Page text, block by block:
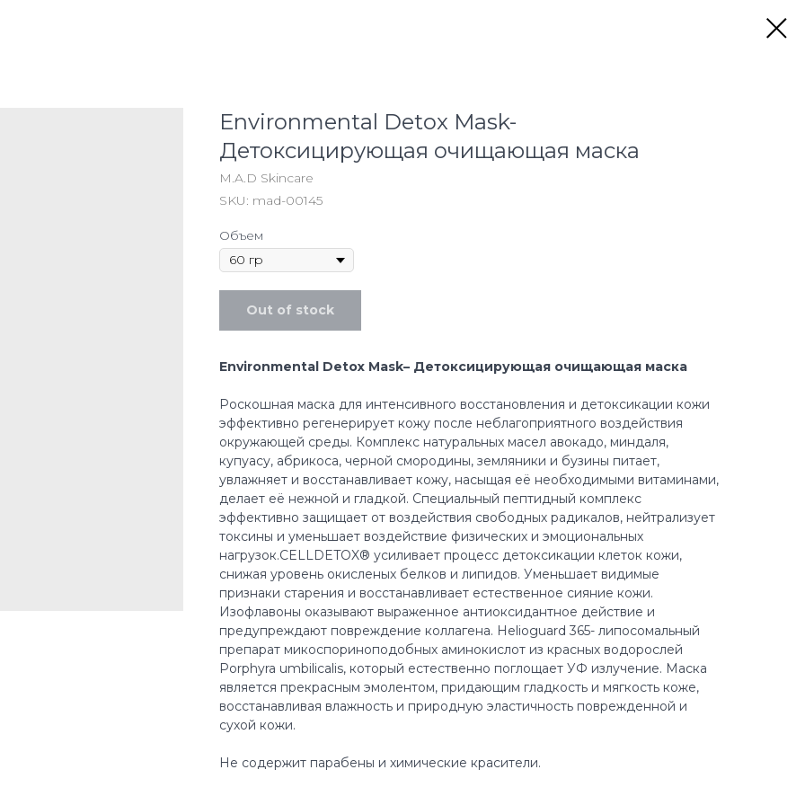
Environmental Detox Mask-
Детоксицирующая очищающая маска
M.A.D Skincare
SKU: mad-00145
Объем
Out of stock
Environmental Detox Mask– Детоксицирующая очищающая маска
Роскошная маска для интенсивного восстановления и детоксикации кожи
эффективно регенерирует кожу после неблагоприятного воздействия
окружающей среды. Комплекс натуральных масел авокадо, миндаля,
купуасу, абрикоса, черной смородины, земляники и бузины питает,
увлажняет и восстанавливает кожу, насыщая её необходимыми витаминами,
делает её нежной и гладкой. Специальный пептидный комплекс
эффективно защищает от воздействия свободных радикалов, нейтрализует
токсины и уменьшает воздействие физических и эмоциональных
нагрузок.CELLDETOX® усиливает процесс детоксикации клеток кожи,
снижая уровень окисленых белков и липидов. Уменьшает видимые
признаки старения и восстанавливает естественное сияние кожи.
Изофлавоны оказывают выраженное антиоксидантное действие и
предупреждают повреждение коллагена. Helioguard 365- липосомальный
препарат микоспориноподобных аминокислот из красных водорослей
Porphyra umbilicalis, который естественно поглощает УФ излучение. Маска
является прекрасным эмолентом, придающим гладкость и мягкость коже,
восстанавливая влажность и природную эластичность поврежденной и
сухой кожи.
Не содержит парабены и химические красители.